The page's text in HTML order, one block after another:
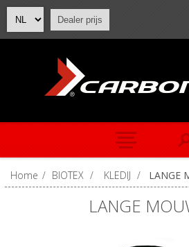
Dealer prijs
Home / BIOTEX / KLEDIJ / LANGE
LANGE